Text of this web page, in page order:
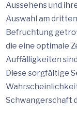
Aussehens und
Auswahl am
Befruchtung
die eine optimale
Auffälligkeiten
Diese sorgfältige
Schwangerschaft